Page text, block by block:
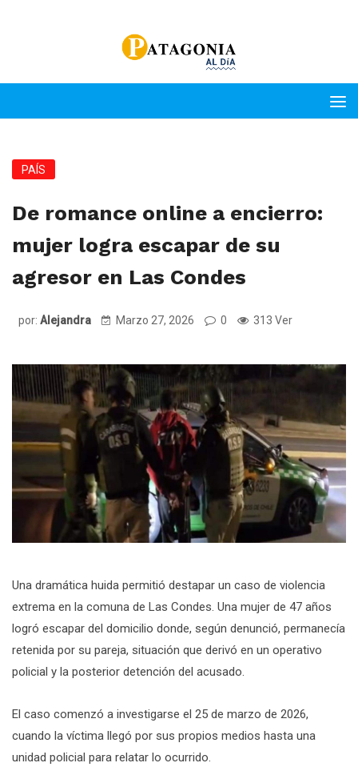
PAÍS
De romance online a encierro:
mujer logra escapar de su
agresor en Las Condes
por: Alejandra Marzo 27, 2026 0 313 Ver
Una dramática huida permitió destapar un caso de violencia
extrema en la comuna de Las Condes. Una mujer de 47 años
logró escapar del domicilio donde, según denunció, permanecía
retenida por su pareja, situación que derivó en un operativo
policial y la posterior detención del acusado.
El caso comenzó a investigarse el 25 de marzo de 2026,
cuando la víctima llegó por sus propios medios hasta una
unidad policial para relatar lo ocurrido.